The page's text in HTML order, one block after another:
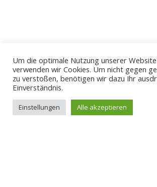
Um die optimale Nutzung unserer
verwenden wir Cookies. Um nicht gegen
zu verstoßen, benötigen wir dazu Ihr
Einverständnis.
Einstellungen Alle akzeptieren